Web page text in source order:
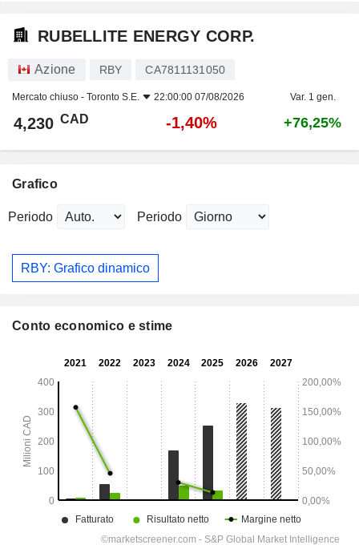
RUBELLITE ENERGY CORP.
Azione RBY CA7811131050
Mercato chiuso - Toronto S.E. 22:00:00 07/08/2026 Var. 1 gen.
4,230 CAD -1,40% +76,25%
Grafico
Periodo Periodo
RBY: Grafico dinamico
Conto economico e stime